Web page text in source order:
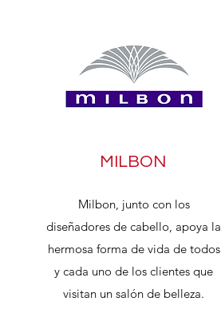
MILBON
Milbon, junto con los
diseñadores de cabello, apoya la
hermosa forma de vida de todos
y cada uno de los clientes que
visitan un salón de belleza.